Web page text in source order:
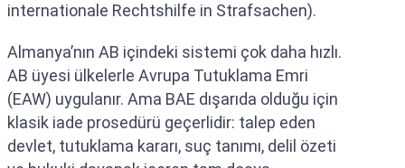
internationale Rechtshilfe in Strafsachen).
Almanya’nın AB içindeki sistemi çok daha hızlı.
AB üyesi ülkelerle Avrupa Tutuklama Emri
(EAW) uygulanır. Ama BAE dışarıda olduğu için
klasik iade prosedürü geçerlidir: talep eden
devlet, tutuklama kararı, suç tanımı, delil özeti